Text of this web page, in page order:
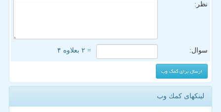
نظر:
سوال: = ۲ بعلاوه ۴
لینکهای كمك وب